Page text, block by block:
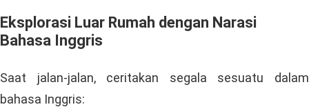
Eksplorasi Luar Rumah dengan Narasi
Bahasa Inggris
Saat jalan-jalan, ceritakan segala sesuatu dalam
bahasa Inggris: